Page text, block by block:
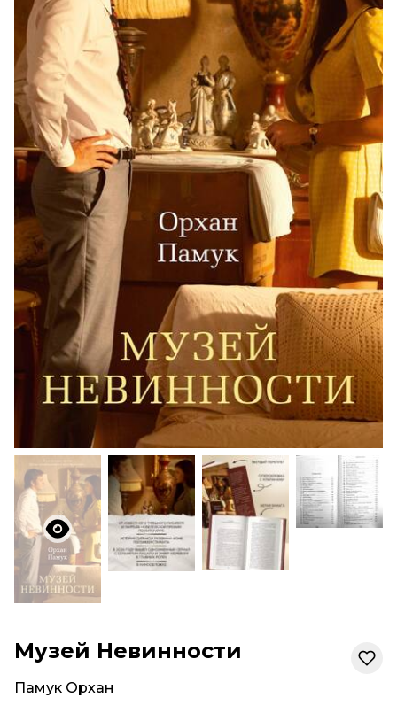
Музей Невинности
Памук Орхан